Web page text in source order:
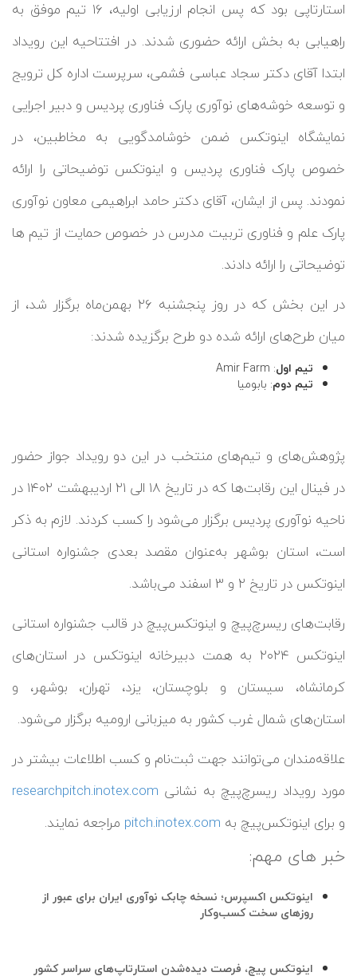
استارتاپی بود که پس انجام ارزیابی اولیه، ۱۶ تیم موفق به
راهیابی به بخش ارائه حضوری شدند. در افتتاحیه این رویداد
ابتدا آقای دکتر سجاد عباسی فشمی، سرپرست اداره کل ترویج
و توسعه خوشه‌های نوآوری پارک فناوری پردیس و دبیر اجرایی
نمایشگاه اینوتکس ضمن خوشامدگویی به مخاطبین، در
خصوص پارک فناوری پردیس و اینوتکس توضیحاتی را ارائه
نمودند. پس از ایشان، آقای دکتر حامد ابراهیمی معاون نوآوری
پارک علم و فناوری تربیت مدرس در خصوص حمایت از تیم ها
توضیحاتی را ارائه دادند.
در این بخش که در روز پنجشنبه ۲۶ بهمن‌ماه برگزار شد، از
میان طرح‌های ارائه شده دو طرح برگزیده شدند:
تیم اول: Amir Farm
تیم دوم: بابومیا
پژوهش‌های و تیم‌های منتخب در این دو رویداد جواز حضور
در فینال این رقابت‌ها که در تاریخ ۱۸ الی ۲۱ اردیبهشت ۱۴۰۲ در
ناحیه نوآوری پردیس برگزار می‌شود را کسب کردند. لازم به ذکر
است، استان بوشهر به‌عنوان مقصد بعدی جشنواره استانی
اینوتکس در تاریخ ۲ و 3 اسفند می‌باشد.
رقابت‌های ریسرچ‌پیچ و اینوتکس‌پیچ در قالب جشنواره استانی
اینوتکس ۲۰۲۴ به همت دبیرخانه اینوتکس در استان‌های
کرمانشاه، سیستان و بلوچستان، یزد، تهران، بوشهر، و
استان‌های شمال غرب کشور به میزبانی ارومیه برگزار می‌شود.
علاقه‌مندان می‌توانند جهت ثبت‌نام و کسب اطلاعات بیشتر در
مورد رویداد ریسرچ‌پیچ به نشانی researchpitch.inotex.com
و برای اینوتکس‌پیچ به pitch.inotex.com مراجعه نمایند.
خبر های مهم:
اینوتکس اکسپرس؛ نسخه چابک نوآوری ایران برای عبور از
روزهای سخت کسب‌وکار
اینوتکس پیچ، فرصت دیده‌شدن استارتاپ‌های سراسر کشور